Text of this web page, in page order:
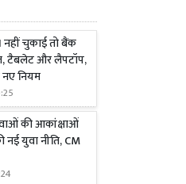
नहीं चुकाई तो बैंक
टैबलेट और लैपटॉप,
नियम
की आकांक्षाओं
युवा नीति, CM